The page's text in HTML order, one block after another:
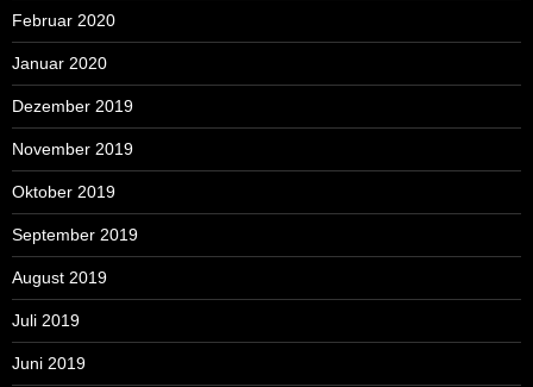
Februar 2020
Januar 2020
Dezember 2019
November 2019
Oktober 2019
September 2019
August 2019
Juli 2019
Juni 2019